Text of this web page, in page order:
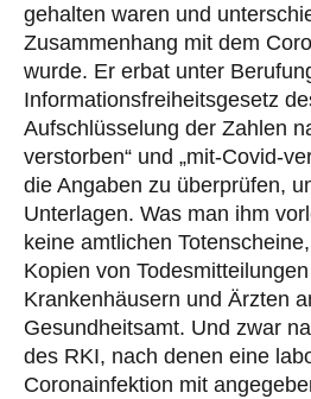
gehalten waren und
Zusammenhang mit dem
wurde. Er erbat unter
Informationsfreiheitsgesetz
Aufschlüsselung der Zahlen
verstorben“ und „mit-Covid-
die Angaben zu überprüfen,
Unterlagen. Was man ihm
keine amtlichen
Kopien von
Krankenhäusern und Ärzten
Gesundheitsamt. Und zwar
des RKI, nach denen eine
Coronainfektion mit